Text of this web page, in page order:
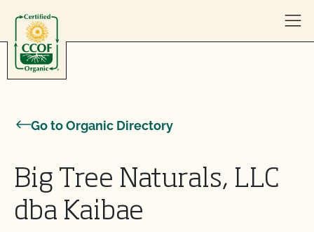
Go to Organic Directory
Big Tree Naturals, LLC
dba Kaibae